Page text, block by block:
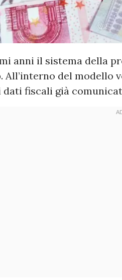
anni il sistema della
All’interno del
dati fiscali già